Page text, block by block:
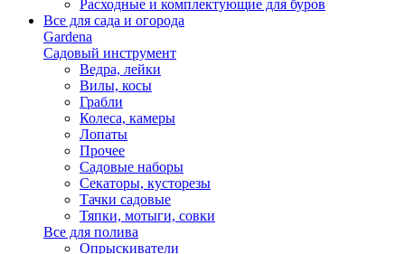
Расходные и комплектующие для буров
Все для сада и огорода
Gardena
Садовый инструмент
Ведра, лейки
Вилы, косы
Грабли
Колеса, камеры
Лопаты
Прочее
Садовые наборы
Секаторы, кусторезы
Тачки садовые
Тяпки, мотыги, совки
Все для полива
Опрыскиватели